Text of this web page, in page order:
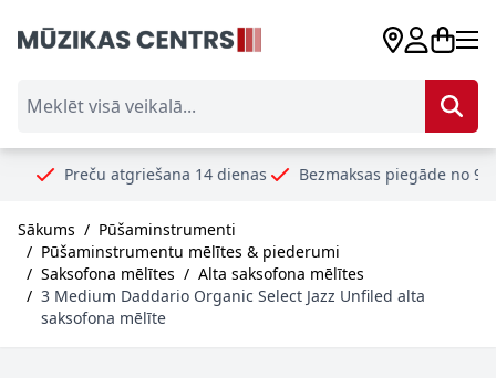
atgriešana 14 dienas Bezmaksas piegāde no 99€
Sākums / Pūšaminstrumenti
/ Pūšaminstrumentu mēlītes & piederumi
/ Saksofona mēlītes / Alta saksofona mēlītes
/ 3 Medium Daddario Organic Select Jazz Unfiled alta
saksofona mēlīte